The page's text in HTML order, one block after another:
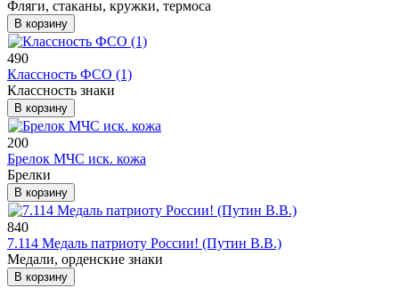
Фляги, стаканы, кружки, термоса
В корзину
490
Классность ФСО (1)
Классность знаки
В корзину
200
Брелок МЧС иск. кожа
Брелки
В корзину
840
7.114 Медаль патриоту России! (Путин В.В.)
Медали, орденские знаки
В корзину